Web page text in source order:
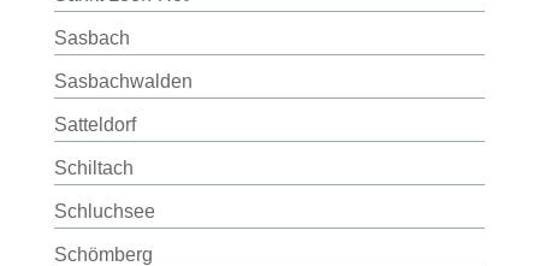
Sasbach
Sasbachwalden
Satteldorf
Schiltach
Schluchsee
Schömberg